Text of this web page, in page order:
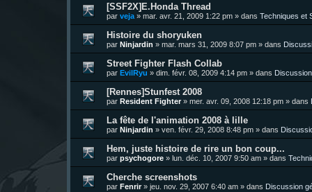
[SSF2X]E.Honda Thread
par veja » mar. avr. 21, 2009 1:22 pm » dans Techniques et
Histoire du shoryuken
par Ninjardin » mar. mars 31, 2009 8:07 pm » dans
Street Fighter Flash Collab
par EvilRyu » dim. févr. 08, 2009 4:14 pm » dans
[Rennes]Stunfest 2008
par Resident Fighter» mer. avr. 09, 2008 12:18 pm » dans
La fête de l'animation 2008 à lille
par Ninjardin » ven. févr. 29, 2008 8:48 pm » dans
Hem, juste histoire de rire un bon coup...
par psychogore » lun. déc. 10, 2007 9:50 am » dans
Cherche screenshots
par Fenrir» jeu. nov. 29, 2007 6:40 am » dans Discussion